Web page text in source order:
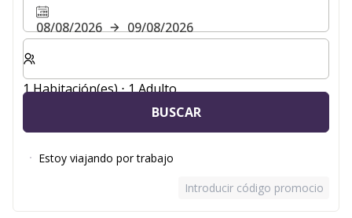
08/08/2026
09/08/2026
Seleccione el número de habitaciones y huéspedes
1 Habitación(es) ⋅ 1 Adulto
BUSCAR
Estoy viajando por trabajo
Introducir código promocional